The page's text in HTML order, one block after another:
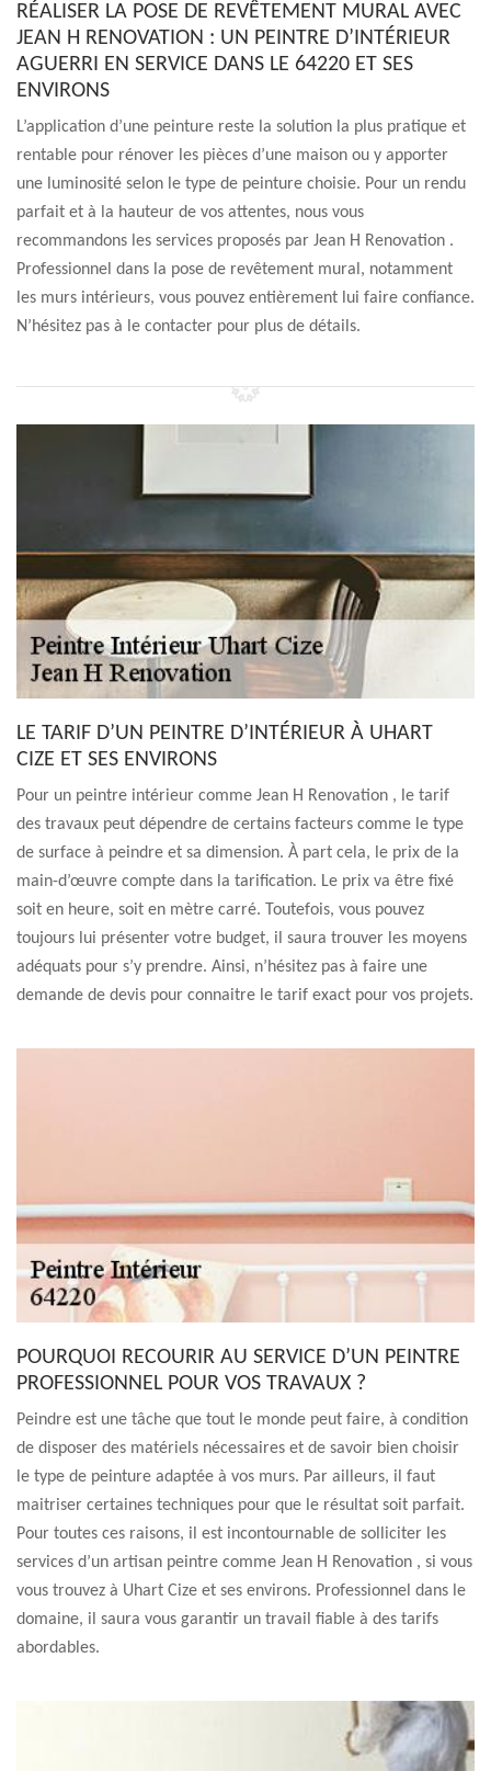
RÉALISER LA POSE DE REVÊTEMENT MURAL AVEC
JEAN H RENOVATION : UN PEINTRE D’INTÉRIEUR
AGUERRI EN SERVICE DANS LE 64220 ET SES
ENVIRONS
L’application d’une peinture reste la solution la plus pratique et
rentable pour rénover les pièces d’une maison ou y apporter
une luminosité selon le type de peinture choisie. Pour un rendu
parfait et à la hauteur de vos attentes, nous vous
recommandons les services proposés par Jean H Renovation .
Professionnel dans la pose de revêtement mural, notamment
les murs intérieurs, vous pouvez entièrement lui faire confiance.
N’hésitez pas à le contacter pour plus de détails.
LE TARIF D’UN PEINTRE D’INTÉRIEUR À UHART
CIZE ET SES ENVIRONS
Pour un peintre intérieur comme Jean H Renovation , le tarif
des travaux peut dépendre de certains facteurs comme le type
de surface à peindre et sa dimension. À part cela, le prix de la
main-d’œuvre compte dans la tarification. Le prix va être fixé
soit en heure, soit en mètre carré. Toutefois, vous pouvez
toujours lui présenter votre budget, il saura trouver les moyens
adéquats pour s’y prendre. Ainsi, n’hésitez pas à faire une
demande de devis pour connaitre le tarif exact pour vos projets.
POURQUOI RECOURIR AU SERVICE D’UN PEINTRE
PROFESSIONNEL POUR VOS TRAVAUX ?
Peindre est une tâche que tout le monde peut faire, à condition
de disposer des matériels nécessaires et de savoir bien choisir
le type de peinture adaptée à vos murs. Par ailleurs, il faut
maitriser certaines techniques pour que le résultat soit parfait.
Pour toutes ces raisons, il est incontournable de solliciter les
services d’un artisan peintre comme Jean H Renovation , si vous
vous trouvez à Uhart Cize et ses environs. Professionnel dans le
domaine, il saura vous garantir un travail fiable à des tarifs
abordables.